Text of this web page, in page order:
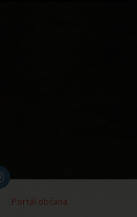
Portál občana